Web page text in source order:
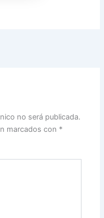
no será publicada.
marcados con *